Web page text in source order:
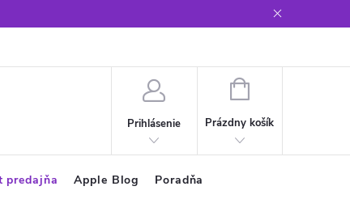
Prihlásenie
NÁKUPNÝ
Prázdny košík
predajňa Apple Blog Poradňa